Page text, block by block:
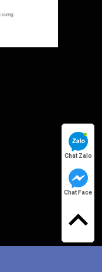
Chat Zalo
Chat Face